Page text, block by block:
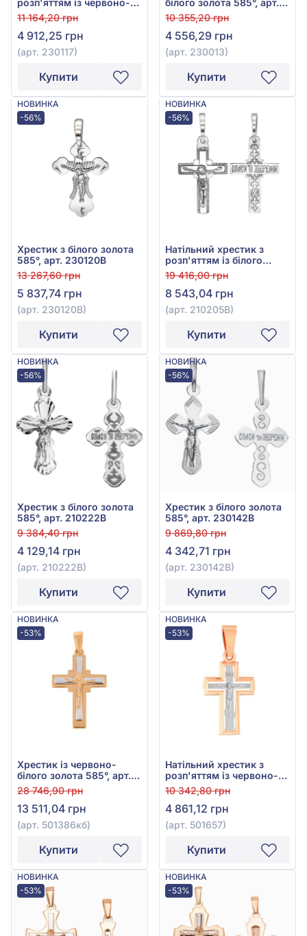
білого золота 585°, арт.
230117
11 164,20 грн
4 912,25 грн
(арт. 230117)
Купити
230013
10 355,20 грн
4 556,29 грн
(арт. 230013)
Купити
НОВИНКА
-56%
Хрестик з білого золота
585°, арт. 230120В
13 267,60 грн
5 837,74 грн
(арт. 230120В)
Купити
НОВИНКА
-56%
Натільний хрестик з
розп'яттям із білого
золота 585°, арт. 210205В
19 416,00 грн
8 543,04 грн
(арт. 210205В)
Купити
НОВИНКА
-56%
Хрестик з білого золота
585°, арт. 210222В
9 384,40 грн
4 129,14 грн
(арт. 210222В)
Купити
НОВИНКА
-56%
Хрестик з білого золота
585°, арт. 230142В
9 869,80 грн
4 342,71 грн
(арт. 230142В)
Купити
НОВИНКА
-53%
Хрестик із червоно-
білого золота 585°, арт.
501386кб
28 746,90 грн
13 511,04 грн
(арт. 501386кб)
Купити
НОВИНКА
-53%
Натільний хрестик з
розп'яттям із червоно-
білого золота 585°, арт.
501657
10 342,80 грн
4 861,12 грн
(арт. 501657)
Купити
НОВИНКА
-53%
НОВИНКА
-53%